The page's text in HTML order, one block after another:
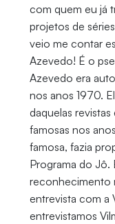
com quem eu já
projetos de
veio me contar
Azevedo! É o
Azevedo era
nos anos 1970.
daquelas
famosas nos
famosa, fazia
Programa do Jô.
reconhecimento
entrevista com a
entrevistamos